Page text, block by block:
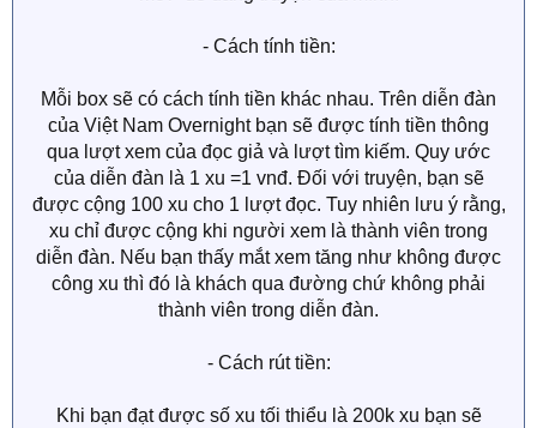
Mỗi box sẽ có cách tính tiền khác nhau. Trên diễn đàn
của Việt Nam Overnight bạn sẽ được tính tiền thông
qua lượt xem của đọc giả và lượt tìm kiếm. Quy ước
của diễn đàn là 1 xu =1 vnđ. Đối với truyện, bạn sẽ
được cộng 100 xu cho 1 lượt đọc. Tuy nhiên lưu ý rằng,
xu chỉ được cộng khi người xem là thành viên trong
diễn đàn. Nếu bạn thấy mắt xem tăng như không được
công xu thì đó là khách qua đường chứ không phải